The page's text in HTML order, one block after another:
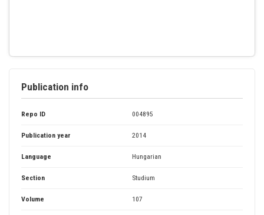
Publication info
Repo ID 004895
Publication year 2014
Language Hungarian
Section Studium
Volume 107